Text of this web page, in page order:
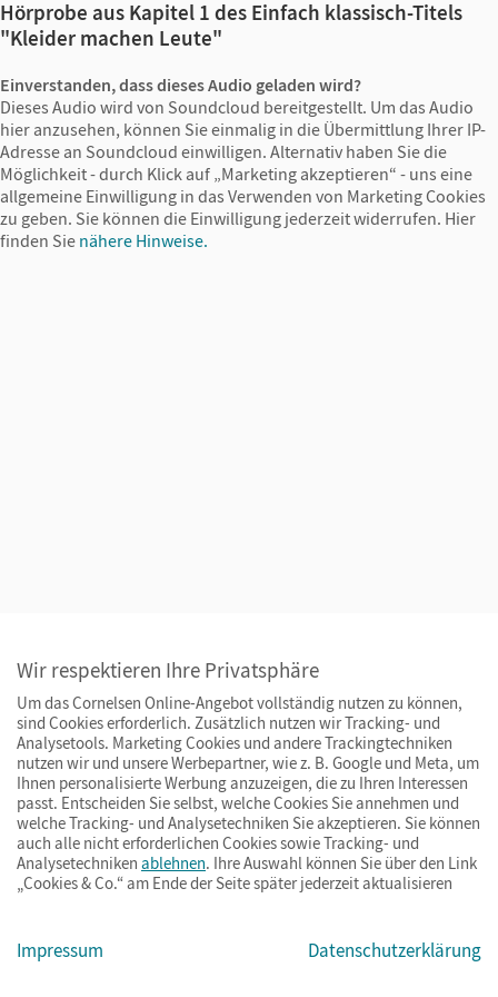
Hörprobe aus Kapitel 1 des Einfach klassisch-Titels
"Kleider machen Leute"
Einverstanden, dass dieses Audio geladen wird?
Dieses Audio wird von Soundcloud bereitgestellt. Um das Audio
hier anzusehen, können Sie einmalig in die Übermittlung Ihrer IP-
Adresse an Soundcloud einwilligen. Alternativ haben Sie die
Möglichkeit - durch Klick auf „Marketing akzeptieren“ - uns eine
allgemeine Einwilligung in das Verwenden von Marketing Cookies
zu geben. Sie können die Einwilligung jederzeit widerrufen. Hier
finden Sie nähere Hinweise.
Wir respektieren Ihre Privatsphäre
Um das Cornelsen Online-Angebot vollständig nutzen zu können,
sind Cookies erforderlich. Zusätzlich nutzen wir Tracking- und
Analysetools. Marketing Cookies und andere Trackingtechniken
nutzen wir und unsere Werbepartner, wie z. B. Google und Meta, um
Ihnen personalisierte Werbung anzuzeigen, die zu Ihren Interessen
passt. Entscheiden Sie selbst, welche Cookies Sie annehmen und
welche Tracking- und Analysetechniken Sie akzeptieren. Sie können
auch alle nicht erforderlichen Cookies sowie Tracking- und
Analysetechniken ablehnen. Ihre Auswahl können Sie über den Link
„Cookies & Co.“ am Ende der Seite später jederzeit aktualisieren
Impressum Datenschutzerklärung